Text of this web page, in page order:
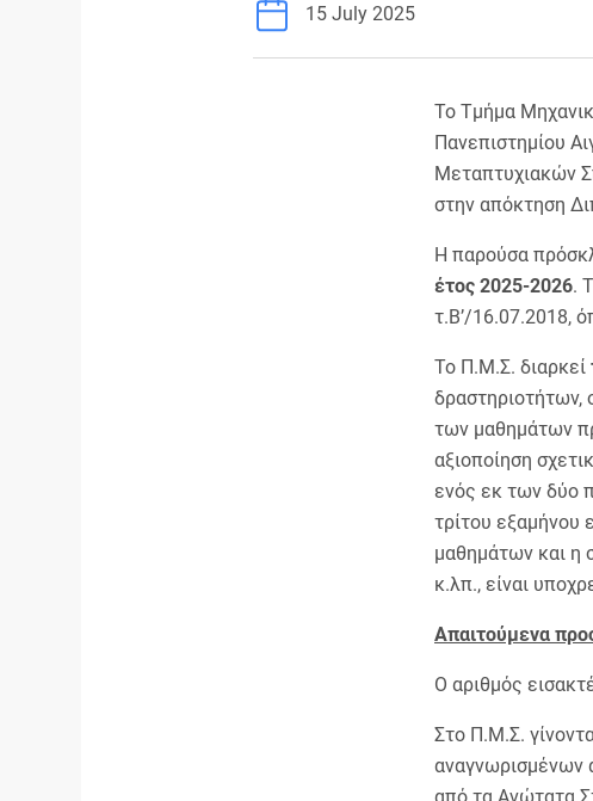
15 July 2025
Το Τμήμα
Πανεπιστημίου
Μεταπτυχιακών
στην απόκτηση
Η παρούσα
έτος 2025-2026.
τ.Β’/16.07.2018,
Το Π.Μ.Σ. διαρκεί
δραστηριοτήτων,
των μαθημάτων
αξιοποίηση
ενός εκ των δύο
τρίτου εξαμήνου
μαθημάτων και η
κ.λπ., είναι
Απαιτούμενα
Ο αριθμός
Στο Π.Μ.Σ.
αναγνωρισμένων